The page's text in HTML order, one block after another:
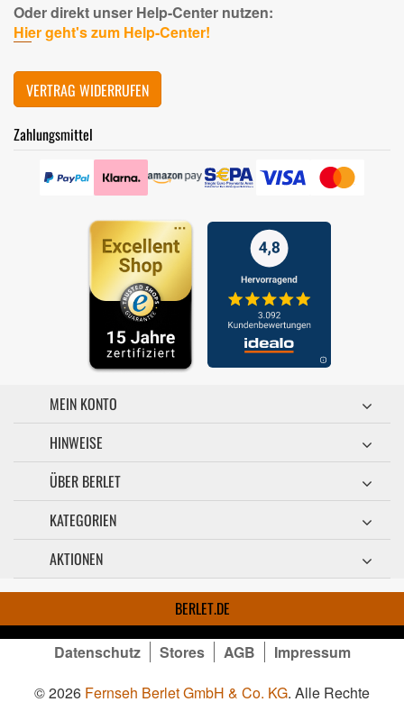
Oder direkt unser Help-Center nutzen:
Hier geht's zum Help-Center!
VERTRAG WIDERRUFEN
Zahlungsmittel
MEIN KONTO
HINWEISE
ÜBER BERLET
KATEGORIEN
AKTIONEN
BERLET.DE
Datenschutz Stores AGB
Impressum
© 2026 Fernseh Berlet GmbH & Co. KG. Alle Rechte